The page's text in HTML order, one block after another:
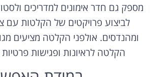
מספק גם חדר אימונים למדריכים
לביצוע פרויקטים של הקלטות עם
ומהנדסים. אולפני הקלטה מציעים
הקלטה לראיונות ופגישות